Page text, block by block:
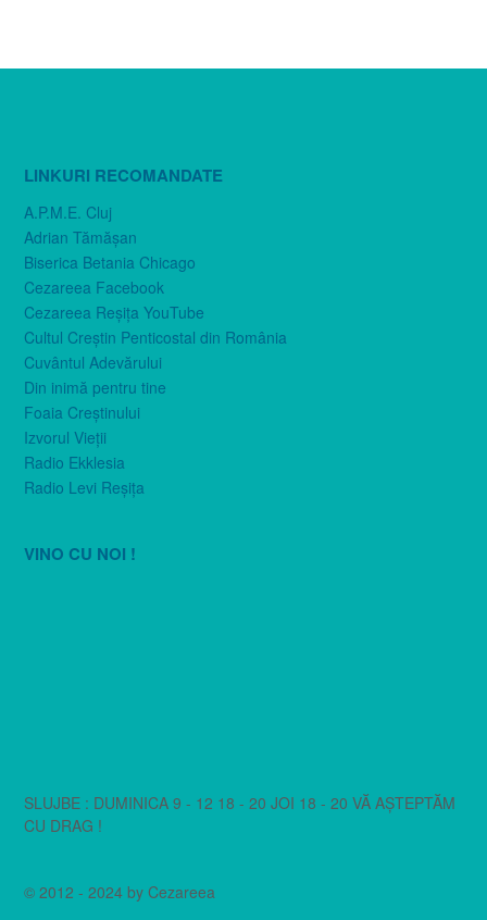
LINKURI RECOMANDATE
A.P.M.E. Cluj
Adrian Tămăşan
Biserica Betania Chicago
Cezareea Facebook
Cezareea Reşiţa YouTube
Cultul Creştin Penticostal din România
Cuvântul Adevărului
Din inimă pentru tine
Foaia Creştinului
Izvorul Vieţii
Radio Ekklesia
Radio Levi Reşiţa
VINO CU NOI !
SLUJBE : DUMINICA 9 - 12 18 - 20 JOI 18 - 20 VĂ AȘTEPTĂM
CU DRAG !
© 2012 - 2024 by Cezareea